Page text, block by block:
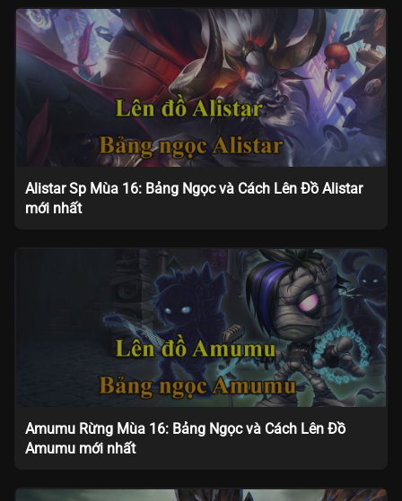
Alistar Sp Mùa 16: Bảng Ngọc và Cách Lên Đồ Alistar
mới nhất
Amumu Rừng Mùa 16: Bảng Ngọc và Cách Lên Đồ
Amumu mới nhất